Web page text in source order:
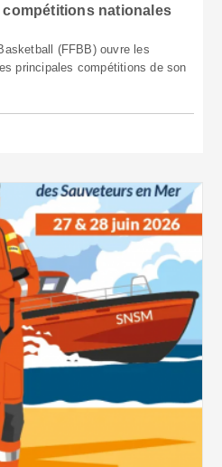
nationales
(FFBB) ouvre les
principales compétitions de son